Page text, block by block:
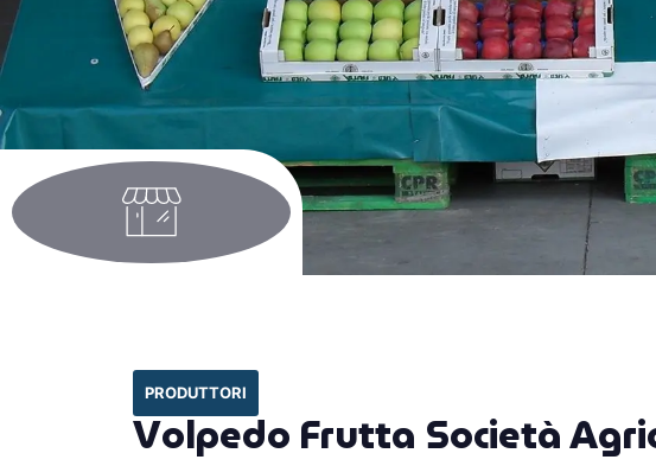
PRODUTTORI
Volpedo Frutta Società